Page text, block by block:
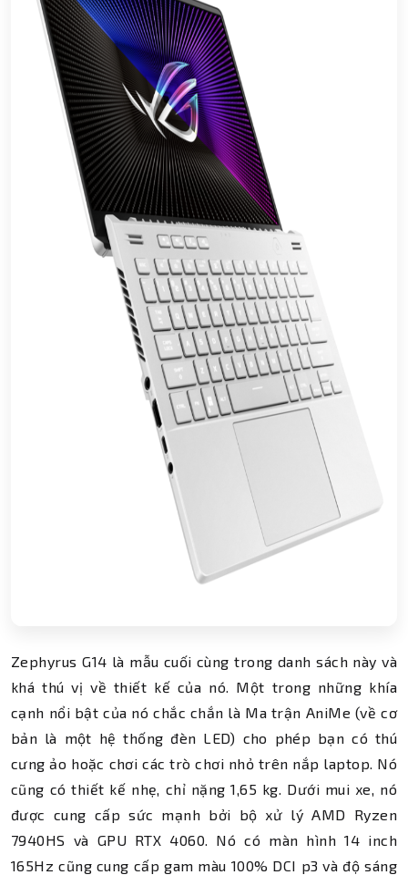
Zephyrus G14 là mẫu cuối cùng trong danh sách này và
khá thú vị về thiết kế của nó. Một trong những khía
cạnh nổi bật của nó chắc chắn là Ma trận AniMe (về cơ
bản là một hệ thống đèn LED) cho phép bạn có thú
cưng ảo hoặc chơi các trò chơi nhỏ trên nắp laptop. Nó
cũng có thiết kế nhẹ, chỉ nặng 1,65 kg. Dưới mui xe, nó
được cung cấp sức mạnh bởi bộ xử lý AMD Ryzen
7940HS và GPU RTX 4060. Nó có màn hình 14 inch
165Hz cũng cung cấp gam màu 100% DCI p3 và độ sáng